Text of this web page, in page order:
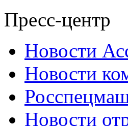
Пресс-центр
Новости
Новости
Новости